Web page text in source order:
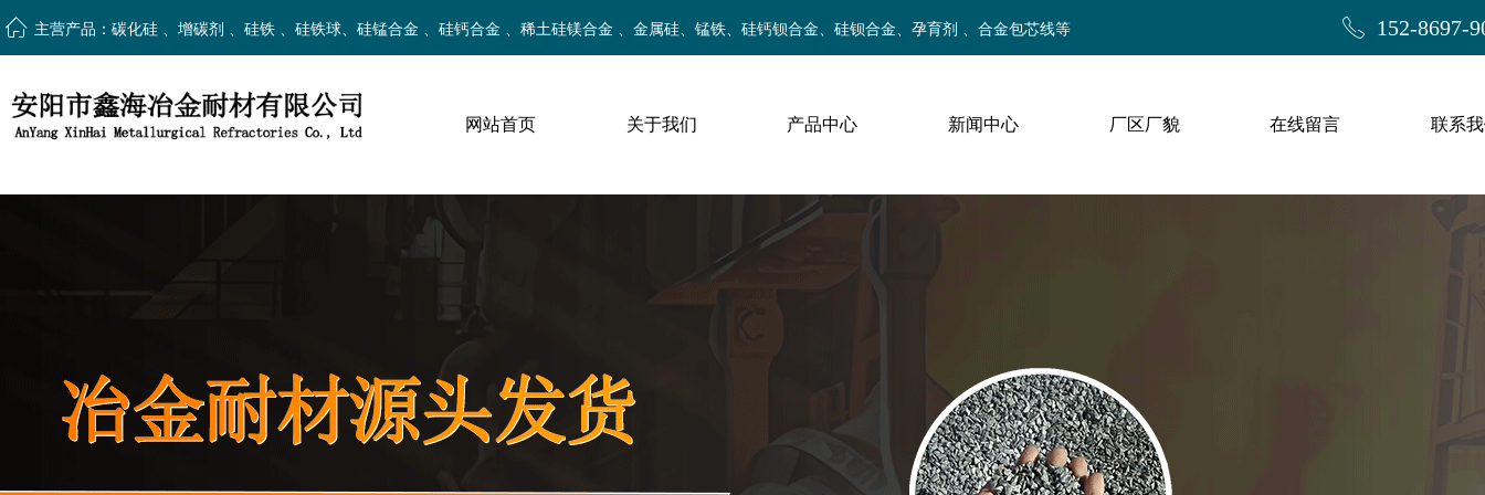
网站首页 关于我们 产品中心 新闻中心 厂区厂貌 在线留言 联系
ꀇ 主营产品：碳化硅 、增碳剂 、硅铁 、硅铁球、硅锰合金 、硅钙合金 、稀土硅镁合金 、金属硅、锰铁、硅钙钡合金、硅钡合金、孕育剂 、合金包芯线等 ꂅ 152-8697-